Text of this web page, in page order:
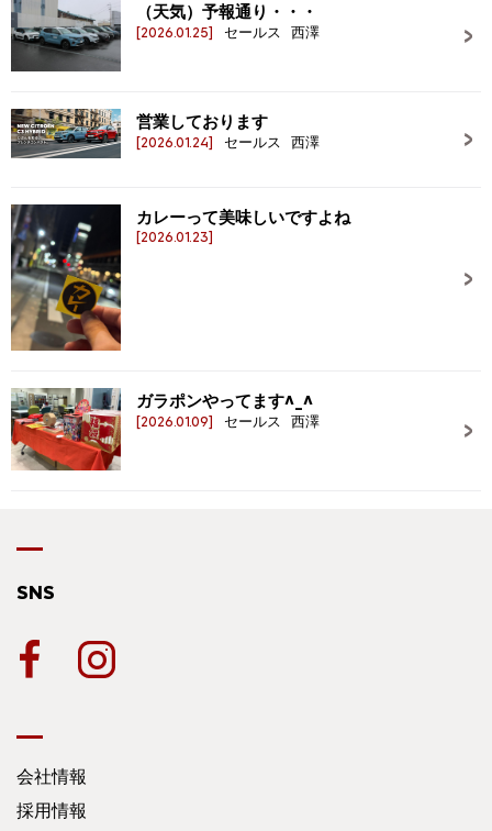
（天気）予報通り・・・
[2026.01.25] セールス 西澤
営業しております
[2026.01.24] セールス 西澤
カレーって美味しいですよね
[2026.01.23]
ガラポンやってます^_^
[2026.01.09] セールス 西澤
SNS
会社情報
採用情報